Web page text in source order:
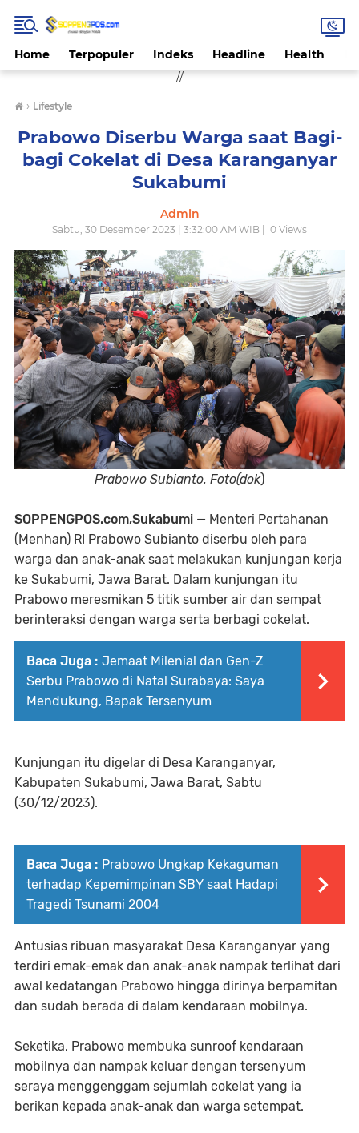
Home Terpopuler Indeks Headline Health
//
› Lifestyle
Prabowo Diserbu Warga saat Bagi-
bagi Cokelat di Desa Karanganyar
Sukabumi
Admin
Sabtu, 30 Desember 2023 | 3:32:00 AM WIB | 0 Views
Prabowo Subianto. Foto(dok)
SOPPENGPOS.com,Sukabumi — Menteri Pertahanan
(Menhan) RI Prabowo Subianto diserbu oleh para
warga dan anak-anak saat melakukan kunjungan kerja
ke Sukabumi, Jawa Barat. Dalam kunjungan itu
Prabowo meresmikan 5 titik sumber air dan sempat
berinteraksi dengan warga serta berbagi cokelat.
Baca Juga : Jemaat Milenial dan Gen-Z
Serbu Prabowo di Natal Surabaya: Saya
Mendukung, Bapak Tersenyum
Kunjungan itu digelar di Desa Karanganyar,
Kabupaten Sukabumi, Jawa Barat, Sabtu
(30/12/2023).
Baca Juga : Prabowo Ungkap Kekaguman
terhadap Kepemimpinan SBY saat Hadapi
Tragedi Tsunami 2004
Antusias ribuan masyarakat Desa Karanganyar yang
terdiri emak-emak dan anak-anak nampak terlihat dari
awal kedatangan Prabowo hingga dirinya berpamitan
dan sudah berada di dalam kendaraan mobilnya.
Seketika, Prabowo membuka sunroof kendaraan
mobilnya dan nampak keluar dengan tersenyum
seraya menggenggam sejumlah cokelat yang ia
berikan kepada anak-anak dan warga setempat.